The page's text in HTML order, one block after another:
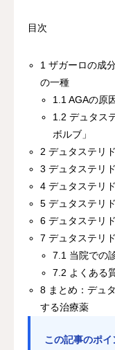
目次
1 ザガーロの成
の一種
1.1 AGAの原
1.2 デュタス
ボルブ」
2 デュタステリ
3 デュタステリ
4 デュタステリ
5 デュタステリ
6 デュタステリ
7 デュタステリ
7.1 当院での
7.2 よくある
8 まとめ：デュ
する治療薬
この記事のポイ